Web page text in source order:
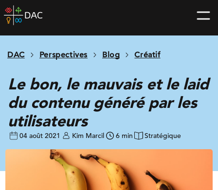
Skip
to
home
DAC Perspectives Blog Créatif
Le bon, le mauvais et le laid
du contenu généré par les
utilisateurs
04 août 2021 Kim Marcil 6 min Stratégique